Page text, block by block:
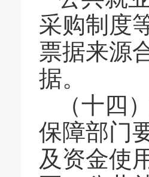
采购制度
票据来源
据。
（十四
保障部门
及资金使